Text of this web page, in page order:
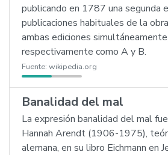
publicando en 1787 una segunda
publicaciones habituales de la
ambas ediciones
respectivamente como A y B.
Fuente: wikipedia.org
Banalidad del mal
La expresión banalidad del mal
Hannah Arendt (1906-1975),
alemana, en su libro Eichmann en